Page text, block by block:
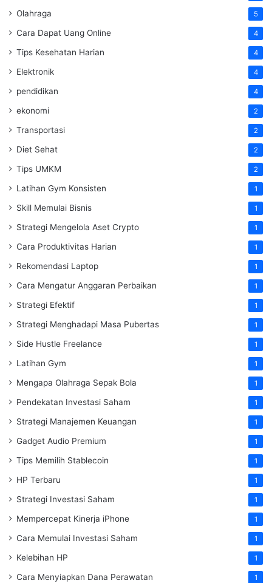
Olahraga 5
Cara Dapat Uang Online 4
Tips Kesehatan Harian 4
Elektronik 4
pendidikan 4
ekonomi 2
Transportasi 2
Diet Sehat 2
Tips UMKM 2
Latihan Gym Konsisten 1
Skill Memulai Bisnis 1
Strategi Mengelola Aset Crypto 1
Cara Produktivitas Harian 1
Rekomendasi Laptop 1
Cara Mengatur Anggaran Perbaikan 1
Strategi Efektif 1
Strategi Menghadapi Masa Pubertas 1
Side Hustle Freelance 1
Latihan Gym 1
Mengapa Olahraga Sepak Bola 1
Pendekatan Investasi Saham 1
Strategi Manajemen Keuangan 1
Gadget Audio Premium 1
Tips Memilih Stablecoin 1
HP Terbaru 1
Strategi Investasi Saham 1
Mempercepat Kinerja iPhone 1
Cara Memulai Investasi Saham 1
Kelebihan HP 1
Cara Menyiapkan Dana Perawatan 1